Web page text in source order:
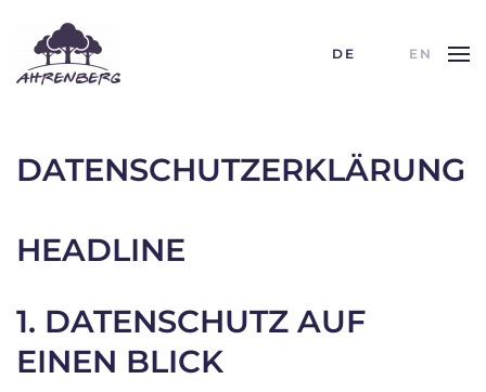
Skip to main content DE EN
DATENSCHUTZERKLÄRUNG
HEADLINE
1. DATENSCHUTZ AUF
EINEN BLICK